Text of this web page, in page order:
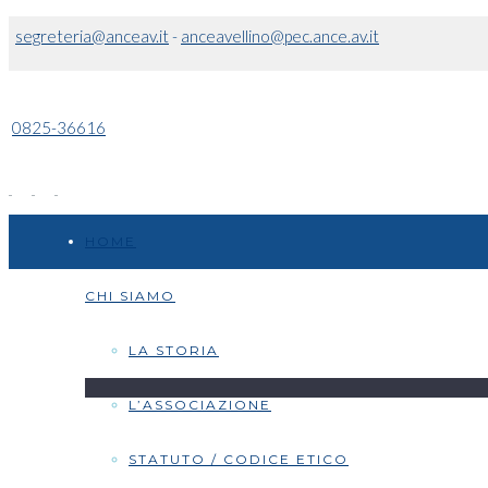
segreteria@anceav.it- anceavellino@pec.ance.av.it
0825-36616
CHI SIAMO
LA STORIA
L’ASSOCIAZIONE
STATUTO / CODICE ETICO